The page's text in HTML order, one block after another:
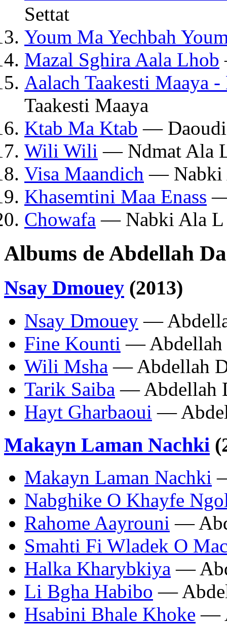
Settat
Youm Ma Yechbah
Mazal Sghira Aala Lhob
Aalach Taakesti Maaya
Taakesti Maaya
Ktab Ma Ktab —
Wili Wili — Ndmat Ala
Visa Maandich — Nabki
Khasemtini Maa Enass —
Chowafa — Nabki Ala L
Albums de Abdellah
Nsay Dmouey (2013)
Nsay Dmouey —
Fine Kounti — Abdellah
Wili Msha — Abdellah
Tarik Saiba — Abdellah
Hayt Gharbaoui —
Makayn Laman Nachki
Makayn Laman Nachki
Nabghike O Khayfe
Rahome Aayrouni —
Smahti Fi Wladek O
Halka Kharybkiya —
Li Bgha Habibo —
Hsabini Bhale Khoke —